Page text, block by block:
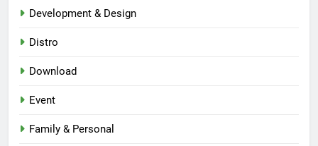
Development & Design
Distro
Download
Event
Family & Personal